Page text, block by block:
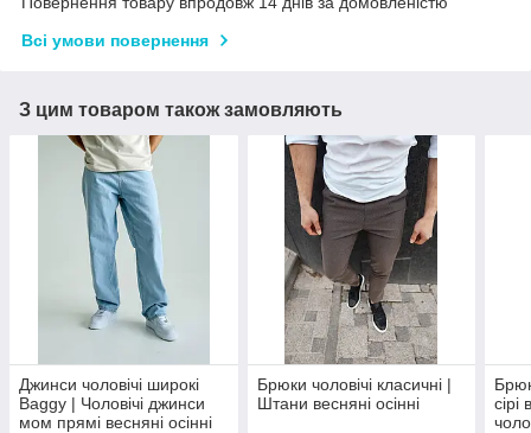
Всі умови повернення
З цим товаром також замовляють
Джинси чоловічі широкі
Baggy | Чоловічі джинси
мом прямі весняні осінні
Брюки чоловічі класичні |
Штани весняні осінні
сірі